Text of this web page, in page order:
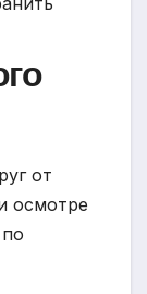
от
осмотре